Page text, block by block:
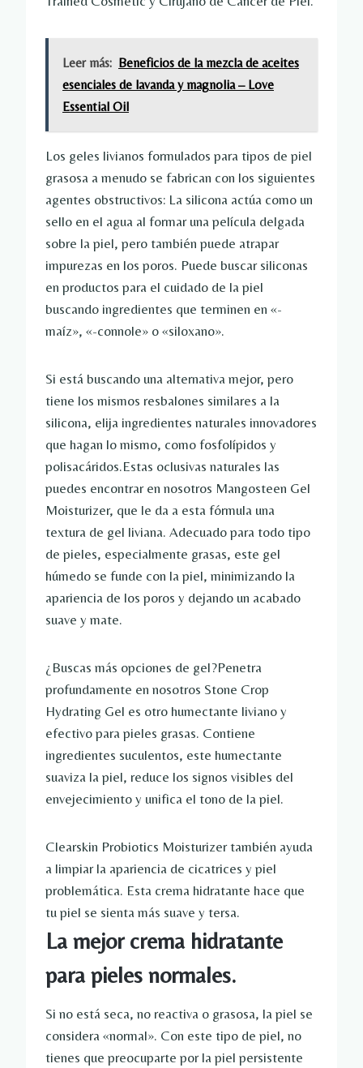
Leer más: Beneficios de la mezcla de aceites
esenciales de lavanda y magnolia – Love
Essential Oil
Los geles livianos formulados para tipos de piel
grasosa a menudo se fabrican con los siguientes
agentes obstructivos: La silicona actúa como un
sello en el agua al formar una película delgada
sobre la piel, pero también puede atrapar
impurezas en los poros. Puede buscar siliconas
en productos para el cuidado de la piel
buscando ingredientes que terminen en «-
maíz», «-connole» o «siloxano».
Si está buscando una alternativa mejor, pero
tiene los mismos resbalones similares a la
silicona, elija ingredientes naturales innovadores
que hagan lo mismo, como fosfolípidos y
polisacáridos.Estas oclusivas naturales las
puedes encontrar en nosotros Mangosteen Gel
Moisturizer, que le da a esta fórmula una
textura de gel liviana. Adecuado para todo tipo
de pieles, especialmente grasas, este gel
húmedo se funde con la piel, minimizando la
apariencia de los poros y dejando un acabado
suave y mate.
¿Buscas más opciones de gel?Penetra
profundamente en nosotros Stone Crop
Hydrating Gel es otro humectante liviano y
efectivo para pieles grasas. Contiene
ingredientes suculentos, este humectante
suaviza la piel, reduce los signos visibles del
envejecimiento y unifica el tono de la piel.
Clearskin Probiotics Moisturizer también ayuda
a limpiar la apariencia de cicatrices y piel
problemática. Esta crema hidratante hace que
tu piel se sienta más suave y tersa.
La mejor crema hidratante
para pieles normales.
Si no está seca, no reactiva o grasosa, la piel se
considera «normal». Con este tipo de piel, no
tienes que preocuparte por la piel persistente